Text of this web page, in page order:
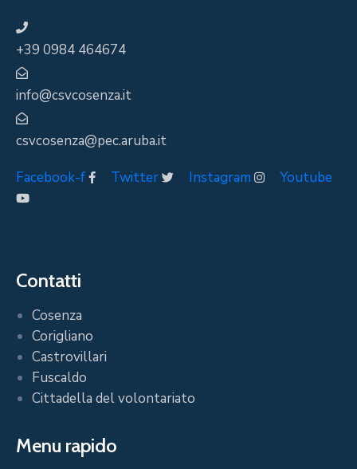
+39 0984 464674
info@csvcosenza.it
csvcosenza@pec.aruba.it
Facebook-f
Twitter Instagram Youtube
Contatti
Cosenza
Corigliano
Castrovillari
Fuscaldo
Cittadella del volontariato
Menu rapido